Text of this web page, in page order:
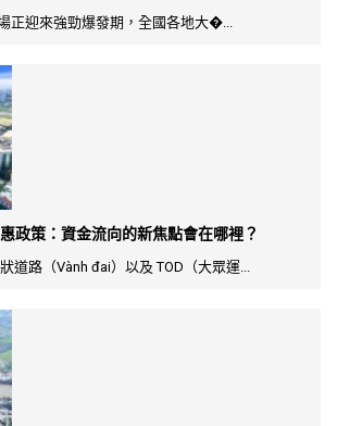
正迎來強勁爆發期，全國各地大�...
政策：資金流向的新焦點會在哪裡？
道路（Vành đai）以及 TOD（大眾運...